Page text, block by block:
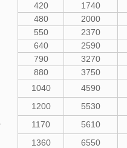
420 1740
480 2000
550 2370
640 2590
790 3270
880 3750
1040 4590
1200 5530
1170 5610
1360 6550